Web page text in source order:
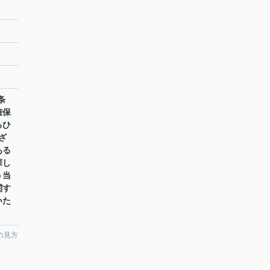
保
ひ
る
し
当
す
た
見方